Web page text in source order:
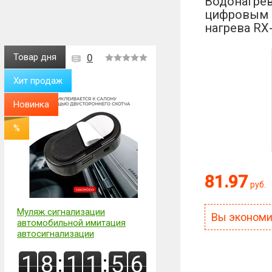
0
Товар дня
Хит продаж
Новинка
%
Муляж сигнализации
автомобильной имитация
автосигнализации
1 8:1 1:5 5
Антиспам:
Сколько
цифровым
нагрева
81.97 руб.
Вы